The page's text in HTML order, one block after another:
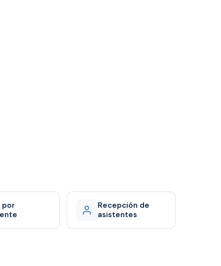
por
Recepción de
asistentes